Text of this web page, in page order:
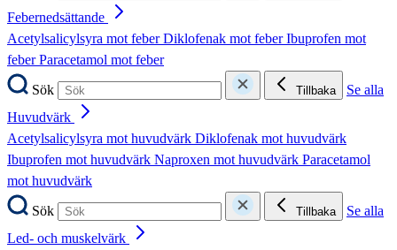
Febernedsättande
Acetylsalicylsyra mot feberDiklofenak mot feberIbuprofen mot
feberParacetamol mot feber
Sök
Tillbaka
Se alla
Huvudvärk
Acetylsalicylsyra mot huvudvärk Diklofenak mot huvudvärk
Ibuprofen mot huvudvärk Naproxen mot huvudvärk Paracetamol
mot huvudvärk
Sök
Tillbaka
Se alla
Led- och muskelvärk